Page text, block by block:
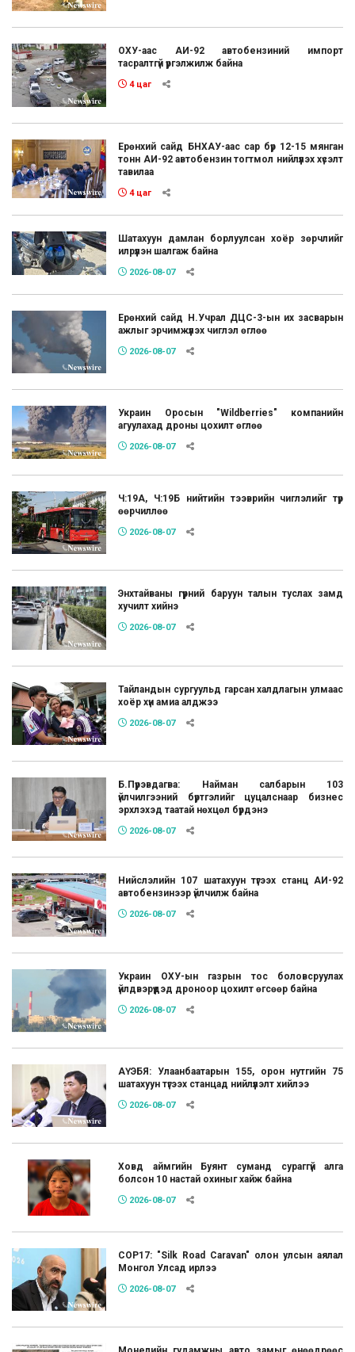
ОХУ-аас АИ-92 автобензиний импорт
тасралтгүй үргэлжилж байна
4 цаг
Ерөнхий сайд БНХАУ-аас сар бүр 12-15 мянган
тонн АИ-92 автобензин тогтмол нийлүүлэх хүсэлт
тавилаа
4 цаг
Шатахуун дамлан борлуулсан хоёр зөрчлийг
илрүүлэн шалгаж байна
2026-08-07
Ерөнхий сайд Н.Учрал ДЦС-3-ын их засварын
ажлыг эрчимжүүлэх чиглэл өглөө
2026-08-07
Украин Оросын "Wildberries" компанийн
агуулахад дроны цохилт өглөө
2026-08-07
Ч:19А, Ч:19Б нийтийн тээврийн чиглэлийг түр
өөрчиллөө
2026-08-07
Энхтайваны гүүрний баруун талын туслах замд
хучилт хийнэ
2026-08-07
Тайландын сургуульд гарсан халдлагын улмаас
хоёр хүн амиа алджээ
2026-08-07
Б.Пүрэвдагва: Найман салбарын 103
үйлчилгээний бүртгэлийг цуцалснаар бизнес
эрхлэхэд таатай нөхцөл бүрдэнэ
2026-08-07
Нийслэлийн 107 шатахуун түгээх станц АИ-92
автобензинээр үйлчилж байна
2026-08-07
Украин ОХУ-ын газрын тос боловсруулах
үйлдвэрүүдэд дроноор цохилт өгсөөр байна
2026-08-07
АҮЭБЯ: Улаанбаатарын 155, орон нутгийн 75
шатахуун түгээх станцад нийлүүлэлт хийлээ
2026-08-07
Ховд аймгийн Буянт суманд сураггүй алга
болсон 10 настай охиныг хайж байна
2026-08-07
COP17: "Silk Road Caravan" олон улсын аялал
Монгол Улсад ирлээ
2026-08-07